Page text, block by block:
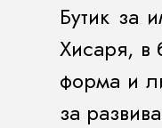
Бутик за
Хисаря, в
форма и
за